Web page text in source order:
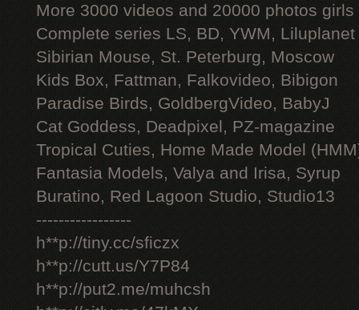
More 3000 videos and 20000 photos
Complete series LS, BD, YWM, Liluplanet
Sibirian Mouse, St. Peterburg, Moscow
Kids Box, Fattman, Falkovideo, Bibigon
Paradise Birds, GoldbergVideo, BabyJ
Cat Goddess, Deadpixel, PZ-magazine
Tropical Cuties, Home Made Model
Fantasia Models, Valya and Irisa, Syrup
Buratino, Red Lagoon Studio, Studio13
-----------------
h**p://tiny.cc/sficzx
h**p://cutt.us/Y7P84
h**p://put2.me/muhcsh